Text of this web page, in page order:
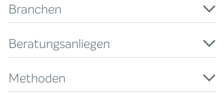
Branchen
Beratungsanliegen
Methoden